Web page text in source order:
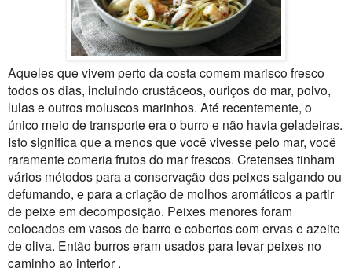
Aqueles que vivem perto da costa comem marisco fresco
todos os dias, incluindo crustáceos, ouriços do mar, polvo,
lulas e outros moluscos marinhos. Até recentemente, o
único meio de transporte era o burro e não havia geladeiras.
Isto significa que a menos que você vivesse pelo mar, você
raramente comeria frutos do mar frescos. Cretenses tinham
vários métodos para a conservação dos peixes salgando ou
defumando, e para a criação de molhos aromáticos a partir
de peixe em decomposição. Peixes menores foram
colocados em vasos de barro e cobertos com ervas e azeite
de oliva. Então burros eram usados para levar peixes no
caminho ao interior .